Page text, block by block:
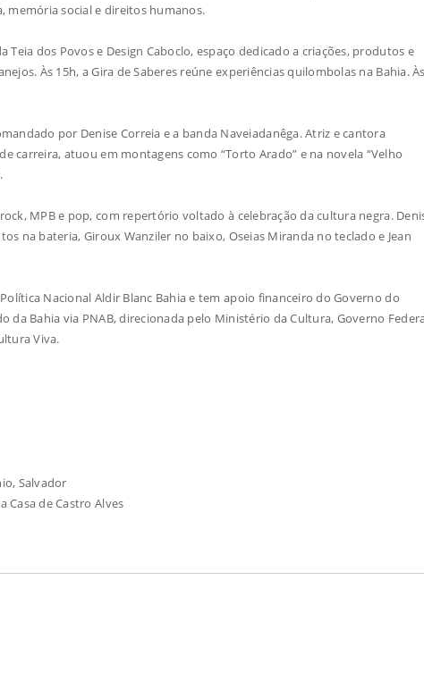
memória social e direitos humanos.
Teia dos Povos e Design Caboclo, espaço dedicado a criações, produtos e
Às 15h, a Gira de Saberes reúne experiências quilombolas na Bahia. Às
por Denise Correia e a banda Naveiadanêga. Atriz e cantora
carreira, atuou em montagens como “Torto Arado” e na novela “Velho
MPB e pop, com repertório voltado à celebração da cultura negra.
na bateria, Giroux Wanziler no baixo, Oseias Miranda no teclado e Jean
Nacional Aldir Blanc Bahia e tem apoio financeiro do Governo do
da Bahia via PNAB, direcionada pelo Ministério da Cultura, Governo
Viva.
Salvador
Casa de Castro Alves